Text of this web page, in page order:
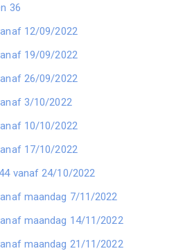
36
12/09/2022
19/09/2022
26/09/2022
3/10/2022
10/10/2022
17/10/2022
vanaf 24/10/2022
maandag 7/11/2022
maandag 14/11/2022
maandag 21/11/2022